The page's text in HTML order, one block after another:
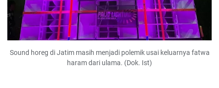
Sound horeg di Jatim masih menjadi polemik usai keluarnya fatwa
haram dari ulama. (Dok. Ist)